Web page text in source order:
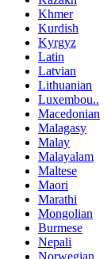
Khmer
Kurdish
Kyrgyz
Latin
Latvian
Lithuanian
Luxembou..
Macedonian
Malagasy
Malay
Malayalam
Maltese
Maori
Marathi
Mongolian
Burmese
Nepali